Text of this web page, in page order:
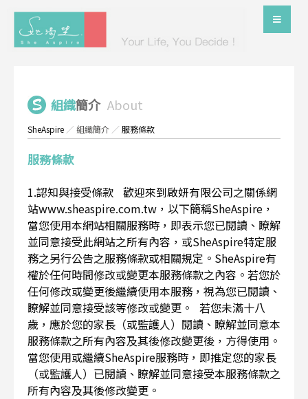
組織簡介 About
SheAspire ／組織簡介 ／服務條款
服務條款
1.認知與接受條款 歡迎來到啟妍有限公司之關係網
站www.sheaspire.com.tw，以下簡稱SheAspire，
當您使用本網站相關服務時，即表示您已閱讀、瞭解
並同意接受此網站之所有內容，或SheAspire特定服
務之另行公告之服務條款或相關規定。SheAspire有
權於任何時間修改或變更本服務條款之內容。若您於
任何修改或變更後繼續使用本服務，視為您已閱讀、
瞭解並同意接受該等修改或變更。 若您未滿十八
歲，應於您的家長（或監護人）閱讀、瞭解並同意本
服務條款之所有內容及其後修改變更後，方得使用。
當您使用或繼續SheAspire服務時，即推定您的家長
（或監護人）已閱讀、瞭解並同意接受本服務條款之
所有內容及其後修改變更。